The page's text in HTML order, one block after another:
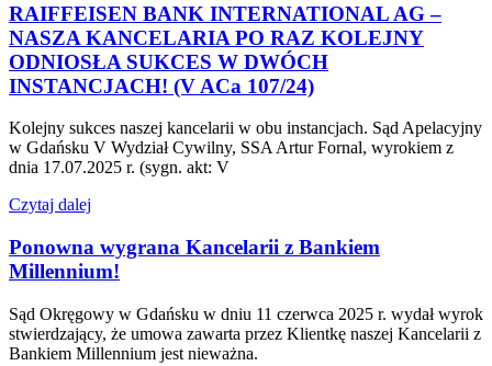
RAIFFEISEN BANK INTERNATIONAL AG –
NASZA KANCELARIA PO RAZ KOLEJNY
ODNIOSŁA SUKCES W DWÓCH
INSTANCJACH! (V ACa 107/24)
Kolejny sukces naszej kancelarii w obu instancjach. Sąd Apelacyjny
w Gdańsku V Wydział Cywilny, SSA Artur Fornal, wyrokiem z
dnia 17.07.2025 r. (sygn. akt: V
Czytaj dalej
Ponowna wygrana Kancelarii z Bankiem
Millennium!
Sąd Okręgowy w Gdańsku w dniu 11 czerwca 2025 r. wydał wyrok
stwierdzający, że umowa zawarta przez Klientkę naszej Kancelarii z
Bankiem Millennium jest nieważna.